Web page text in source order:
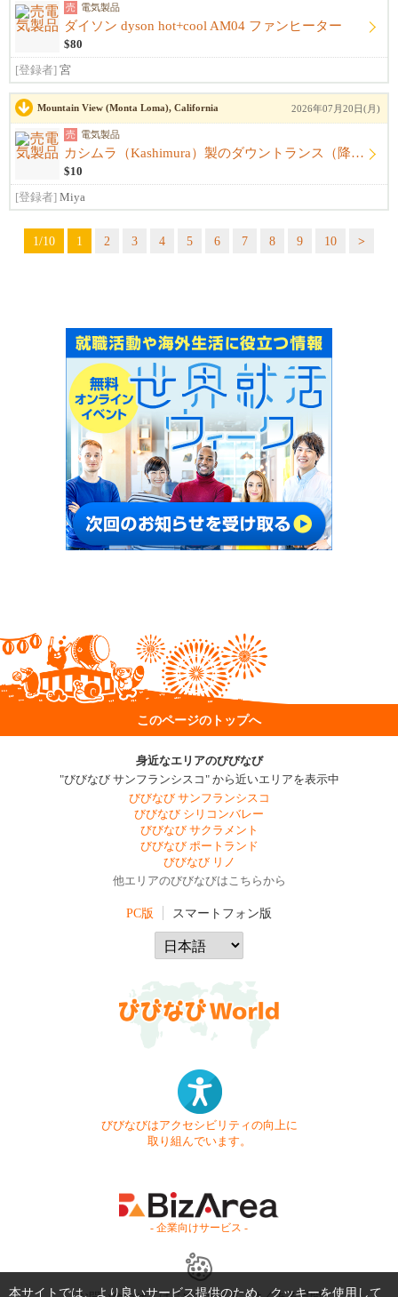
売 電気製品
ダイソン dyson hot+cool AM04 ファンヒーター
$80
[登録者] 宮
Mountain View (Monta Loma), California 2026年07月20日(月)
売 電気製品
カシムラ（Kashimura）製のダウントランス（降圧用変圧器）**「TI-351」
$10
[登録者] Miya
1/10 1 2 3 4 5 6 7 8 9 10 >
このページのトップへ
身近なエリアのびびなび
"びびなび サンフランシスコ" から近いエリアを表示中
びびなび サンフランシスコ
びびなび シリコンバレー
びびなび サクラメント
びびなび ポートランド
びびなび リノ
他エリアのびびなびはこちらから
PC版 スマートフォン版
びびなびはアクセシビリティの向上に
取り組んでいます。
- 企業向けサービス -
本サイトでは、より良いサービス提供のため、クッキーを使用して